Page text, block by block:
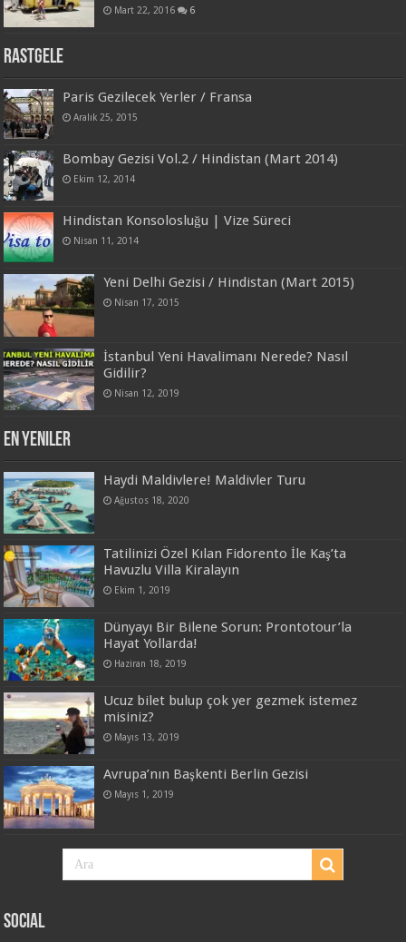
Mart 22, 2016 6
Rastgele
Paris Gezilecek Yerler / Fransa
Aralık 25, 2015
Bombay Gezisi Vol.2 / Hindistan (Mart 2014)
Ekim 12, 2014
Hindistan Konsolosluğu | Vize Süreci
Nisan 11, 2014
Yeni Delhi Gezisi / Hindistan (Mart 2015)
Nisan 17, 2015
İstanbul Yeni Havalimanı Nerede? Nasıl
Gidilir?
Nisan 12, 2019
En Yeniler
Haydi Maldivlere! Maldivler Turu
Ağustos 18, 2020
Tatilinizi Özel Kılan Fidorento İle Kaş’ta
Havuzlu Villa Kiralayın
Ekim 1, 2019
Dünyayı Bir Bilene Sorun: Prontotour’la
Hayat Yollarda!
Haziran 18, 2019
Ucuz bilet bulup çok yer gezmek istemez
misiniz?
Mayıs 13, 2019
Avrupa’nın Başkenti Berlin Gezisi
Mayıs 1, 2019
Social